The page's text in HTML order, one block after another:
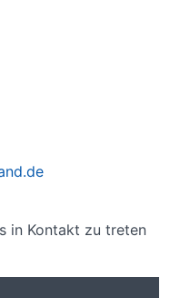
in Kontakt zu treten